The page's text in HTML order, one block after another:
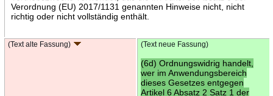
Verordnung (EU) 2017/1131 genannten Hinweise nicht, nicht
richtig oder nicht vollständig enthält.
(Text alte Fassung) (Text neue Fassung)
(6d) Ordnungswidrig handelt,
wer im Anwendungsbereich
dieses Gesetzes entgegen
Artikel 6 Absatz 2 Satz 1 der